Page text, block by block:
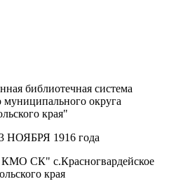
библиотечная система
муниципального округа
края"
1916 года
СК" с.Красногвардейское
края